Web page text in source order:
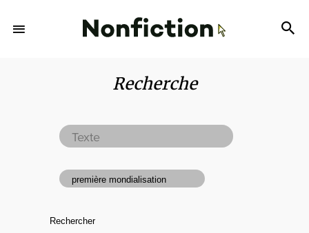
Recherche